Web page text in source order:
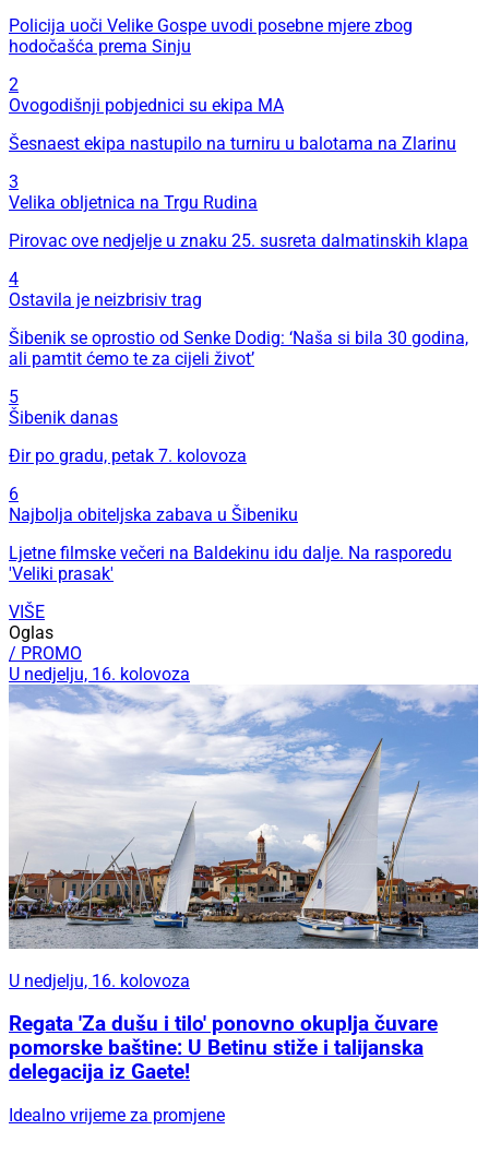
Policija uoči Velike Gospe uvodi posebne mjere zbog
hodočašća prema Sinju
2
Ovogodišnji pobjednici su ekipa MA
Šesnaest ekipa nastupilo na turniru u balotama na Zlarinu
3
Velika obljetnica na Trgu Rudina
Pirovac ove nedjelje u znaku 25. susreta dalmatinskih klapa
4
Ostavila je neizbrisiv trag
Šibenik se oprostio od Senke Dodig: ‘Naša si bila 30 godina,
ali pamtit ćemo te za cijeli život’
5
Šibenik danas
Đir po gradu, petak 7. kolovoza
6
Najbolja obiteljska zabava u Šibeniku
Ljetne filmske večeri na Baldekinu idu dalje. Na rasporedu
'Veliki prasak'
VIŠE
Oglas
/ PROMO
U nedjelju, 16. kolovoza
U nedjelju, 16. kolovoza
Regata 'Za dušu i tilo' ponovno okuplja čuvare
pomorske baštine: U Betinu stiže i talijanska
delegacija iz Gaete!
Idealno vrijeme za promjene